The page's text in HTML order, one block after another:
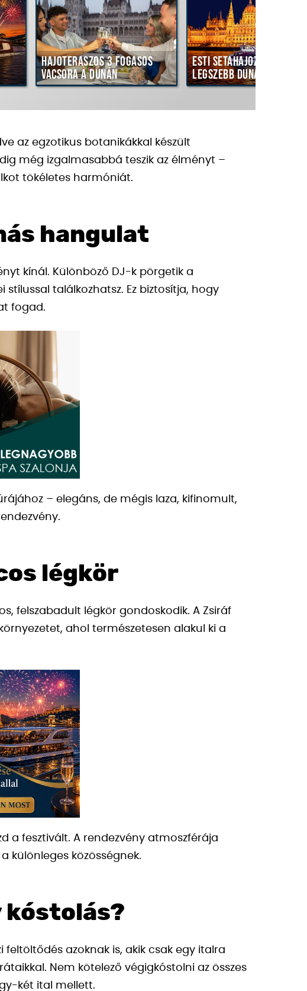
Hajóteraszos 3 fogásos
vacsora a Dunán
Esti sétahajózás Budapest
legszebb dunai szakaszán
az egzotikus botanikákkal készült
még izgalmasabbá teszik az élményt –
tökéletes harmóniát.
hangulat
kínál. Különböző DJ-k pörgetik a
találkozhatsz. Ez biztosítja, hogy
fogad.
– elegáns, de mégis laza, kifinomult,
légkör
felszabadult légkör gondoskodik. A Zsiráf
ahol természetesen alakul ki a
a fesztivált. A rendezvény atmoszférája
különleges közösségnek.
kóstolás?
azoknak is, akik csak egy italra
Nem kötelező végigkóstolni az összes
két ital mellett.